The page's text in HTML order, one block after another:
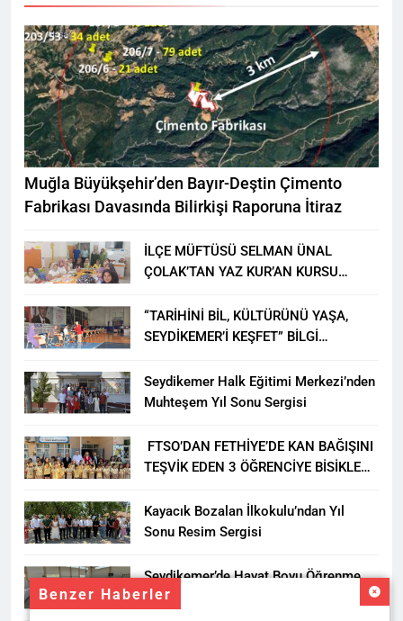
Benzer Haberler
Muğla Büyükşehir’den Bayır-Deştin Çimento
Fabrikası Davasında Bilirkişi Raporuna İtiraz
İLÇE MÜFTÜSÜ SELMAN ÜNAL
ÇOLAK’TAN YAZ KUR’AN KURSU
“TARİHİNİ BİL, KÜLTÜRÜNÜ YAŞA,
SEYDİKEMER’İ KEŞFET” BİLGİ
Seydikemer Halk Eğitimi Merkezi’nden
Muhteşem Yıl Sonu Sergisi
FTSO’DAN FETHİYE’DE KAN BAĞIŞINI
TEŞVİK EDEN 3 ÖĞRENCİYE BİSİKLET
Kayacık Bozalan İlkokulu’ndan Yıl
Sonu Resim Sergisi
Seydikemer’de Hayat Boyu Öğrenme
Haftası Kadıköy Sergisiyle Başladı